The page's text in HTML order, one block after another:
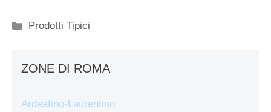
Categorie
Prodotti Tipici
ZONE DI ROMA
Ardeatino-Laurentino